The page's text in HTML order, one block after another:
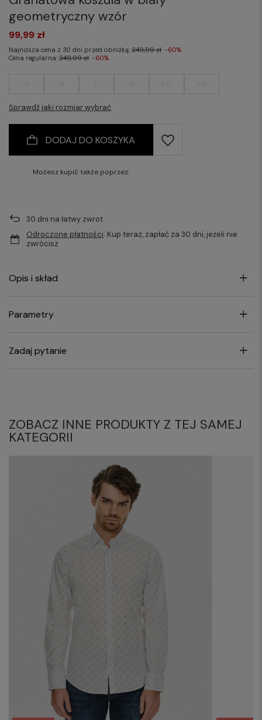
geometryczny wzór
Sprawdź jaki rozmiar wybrać
99,99 zł
Najniższa cena z 30 dni przed obniżką: 249,99 zł -60%
Cena regularna: 249,99 zł -60%
DODAJ DO KOSZYKA
Możesz kupić także poprzez:
30 dni na łatwy zwrot
Odroczone płatności. Kup teraz, zapłać za 30 dni, jeżeli nie
zwrócisz
Opis i skład
Parametry
Zadaj pytanie
ZOBACZ INNE PRODUKTY Z TEJ SAMEJ
KATEGORII